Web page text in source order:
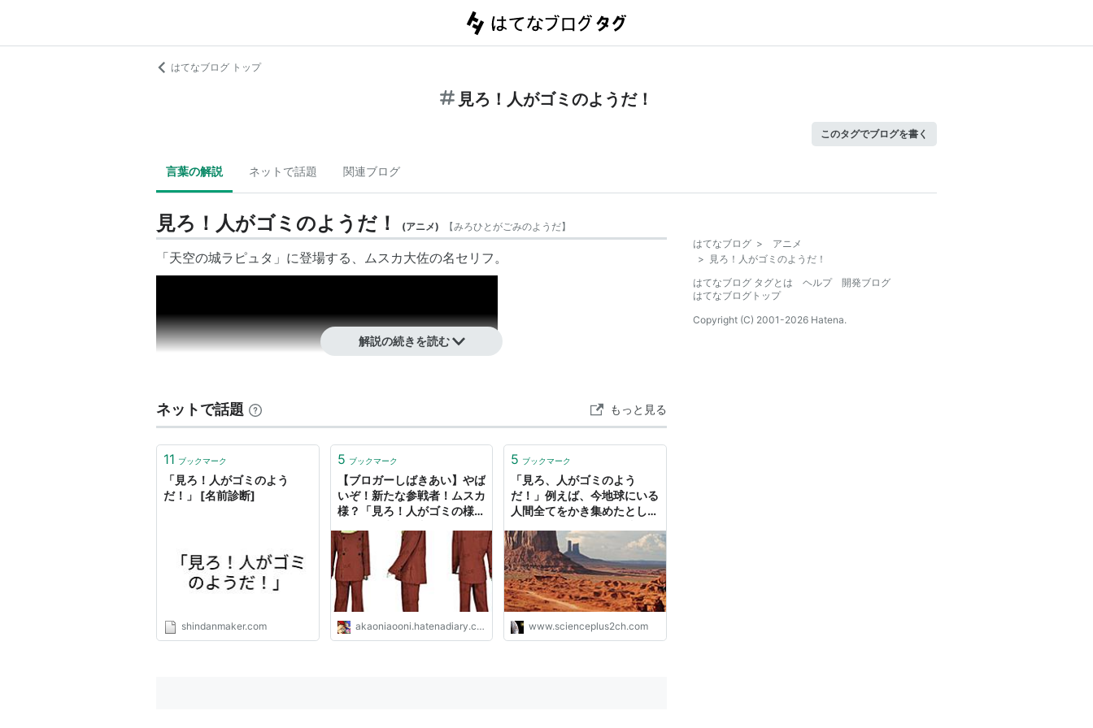
はてなブログ トップ
見ろ！人がゴミのようだ！
このタグでブログを書く
言葉の解説 ネットで話題 関連ブログ
見ろ！人がゴミのようだ！ (アニメ) 【みろひとがごみのようだ】
「天空の城ラピュタ」に登場する、ムスカ大佐の名セリフ。
登場シーン
モウロ将軍ら大勢をラピュタの雷で空から落っことして虐殺する際の名言。
動画サイトでMADとして使われることが多く、ムスカは他にも名言を残し、最期の
「目が〜！目が〜！」のお陰で完全にネタキャラと化している。
解説の続きを読む
ネットで話題 もっと見る
11 ブックマーク
「見ろ！人がゴミのよう
だ！」 [名前診断]
shindanmaker.com
5 ブックマーク
【ブロガーしばきあい】やば
いぞ！新たな参戦者！ムスカ
様？「見ろ！人がゴミの様
akaoniaooni.hatenadiary.com
5 ブックマーク
「見ろ、人がゴミのよう
だ！」例えば、今地球にいる
人間全てをかき集めたとした
驚愕！
www.scienceplus2ch.com
はてなブログ >
アニメ
> 見ろ！人がゴミのようだ！
はてなブログ タグとは
ヘルプ
開発ブログ
はてなブログトップ
Copyright (C) 2001-2026 Hatena.